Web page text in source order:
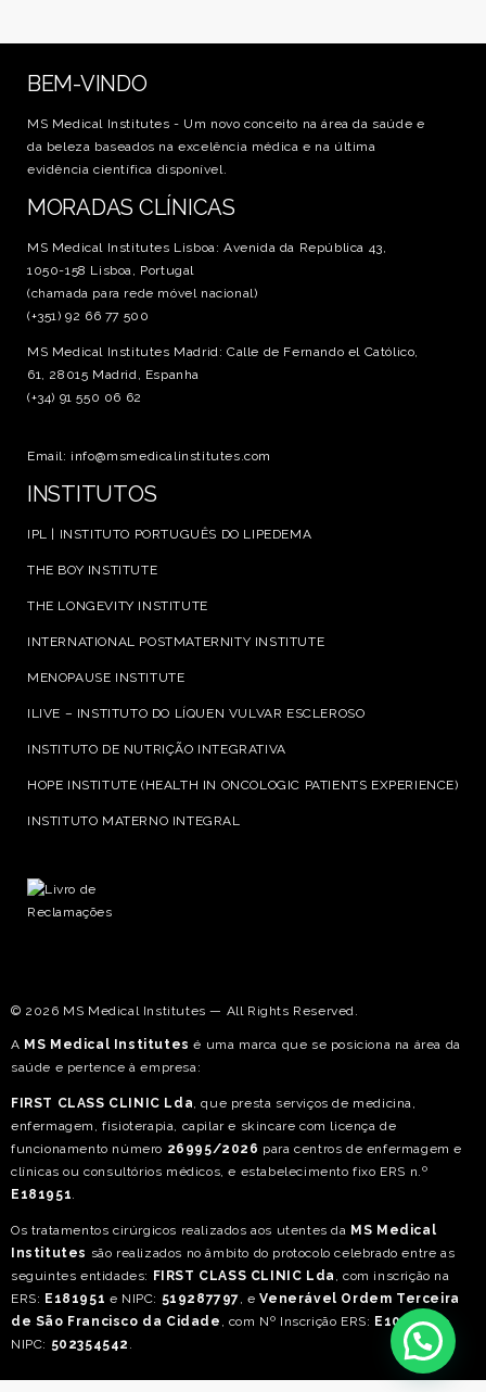
BEM-VINDO
MS Medical Institutes - Um novo conceito na área da saúde e
da beleza baseados na excelência médica e na última
evidência científica disponível.
MORADAS CLÍNICAS
MS Medical Institutes Lisboa: Avenida da República 43,
1050-158 Lisboa, Portugal
(chamada para rede móvel nacional)
(+351) 92 66 77 500
MS Medical Institutes Madrid: Calle de Fernando el Católico,
61, 28015 Madrid, Espanha
(+34) 91 550 06 62
Email: info@msmedicalinstitutes.com
INSTITUTOS
IPL | INSTITUTO PORTUGUÊS DO LIPEDEMA
THE BOY INSTITUTE
THE LONGEVITY INSTITUTE
INTERNATIONAL POSTMATERNITY INSTITUTE
MENOPAUSE INSTITUTE
ILIVE – INSTITUTO DO LÍQUEN VULVAR ESCLEROSO
INSTITUTO DE NUTRIÇÃO INTEGRATIVA
HOPE INSTITUTE (HEALTH IN ONCOLOGIC PATIENTS EXPERIENCE)
INSTITUTO MATERNO INTEGRAL
© 2026 MS Medical Institutes — All Rights Reserved.
A MS Medical Institutes é uma marca que se posiciona na área da
saúde e pertence à empresa:
FIRST CLASS CLINIC Lda, que presta serviços de medicina,
enfermagem, fisioterapia, capilar e skincare com licença de
funcionamento número 26995/2026 para centros de enfermagem e
clínicas ou consultórios médicos, e estabelecimento fixo ERS n.º
E181951.
Os tratamentos cirúrgicos realizados aos utentes da MS Medical
Institutes são realizados no âmbito do protocolo celebrado entre as
seguintes entidades: FIRST CLASS CLINIC Lda , com inscrição na
ERS: E181951 e NIPC: 519287797, eVenerável Ordem Terceira
de São Francisco da Cidade , com Nº Inscrição ERS: E109528 e
NIPC: 502354542 .